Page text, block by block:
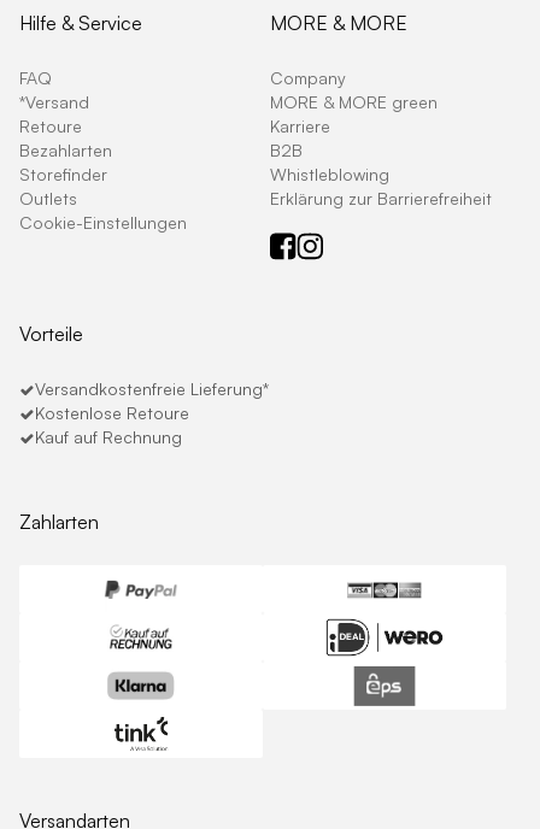
Hilfe & Service
FAQ
*Versand
Retoure
Bezahlarten
Storefinder
Outlets
Cookie-Einstellungen
MORE & MORE
Company
MORE & MORE green
Karriere
B2B
Whistleblowing
Erklärung zur Barrierefreiheit
Vorteile
Versandkostenfreie Lieferung*
Kostenlose Retoure
Kauf auf Rechnung
Zahlarten
Versandarten